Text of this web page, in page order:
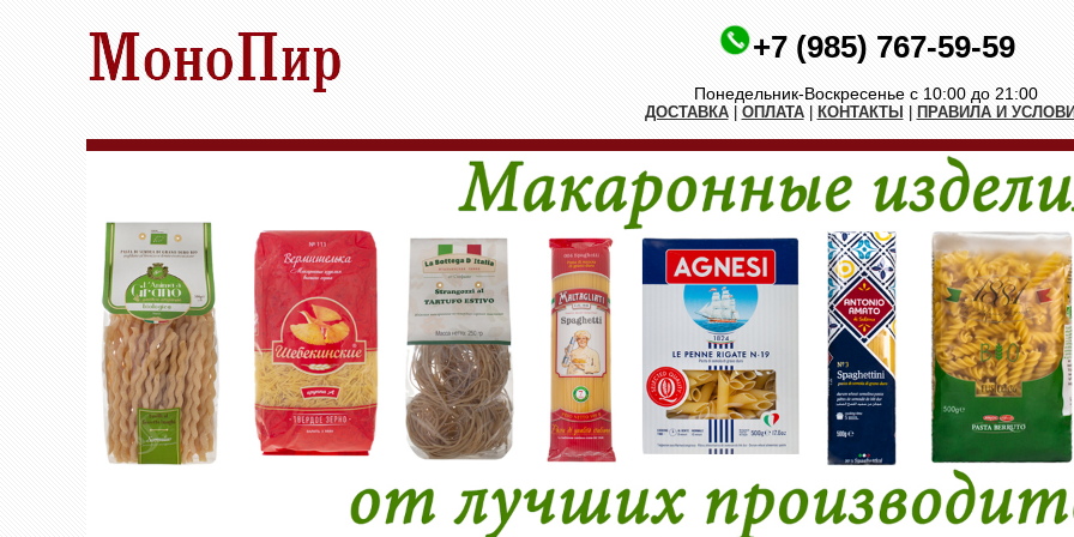
+7 (985) 767-59-59
Понедельник-Воскресенье с 10:00 до 21:00
ДОСТАВКА| ОПЛАТА| КОНТАКТЫ ПРАВИЛА И